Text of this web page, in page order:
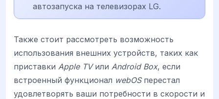
автозапуска на телевизорах LG.
Также стоит рассмотреть возможность
использования внешних устройств, таких как
приставки Apple TVили Android Box, если
встроенный функционал webOSперестал
удовлетворять ваши потребности в скорости и